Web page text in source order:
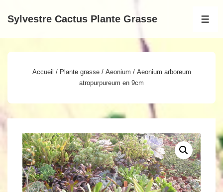
passer
Sylvestre Cactus Plante Grasse
Accueil / Plante grasse/ Aeonium / Aeonium arboreum
atropurpureum en 9cm